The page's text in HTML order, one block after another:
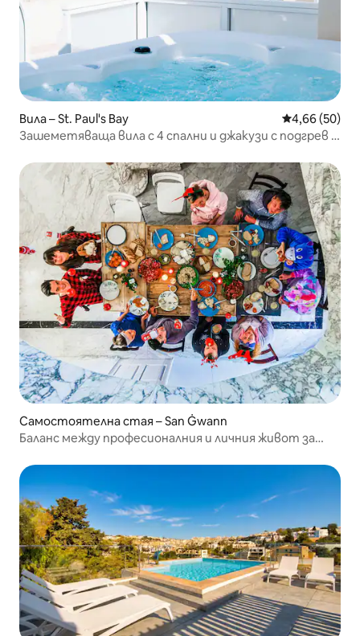
Вила – St. Paul's Bay Средна
4,66 (50)
Зашеметяваща вила с 4 спални и джакузи с подгрев в
Самостоятелна стая – San Ġwann
Баланс между професионалния и личния живот за